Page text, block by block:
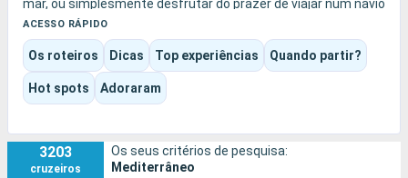
mar, ou simplesmente desfrutar do prazer de viajar num navio
pensado para toda a fam?lia.
Consoante o itiner?rio e o navio escolhidos, a experi?ncia pode
ser cultural, gastron?mica, balnear ou decididamente
orientada para o entretenimento. Piscinas, espet?culos,
anima??o, momentos de descanso ou visitas a grandes
ACESSO RÁPIDO
Os roteiros Dicas Top experiências Quando partir?
Hot spots Adoraram
3203
cruzeiros
Os seus critérios de pesquisa:
Mediterrâneo